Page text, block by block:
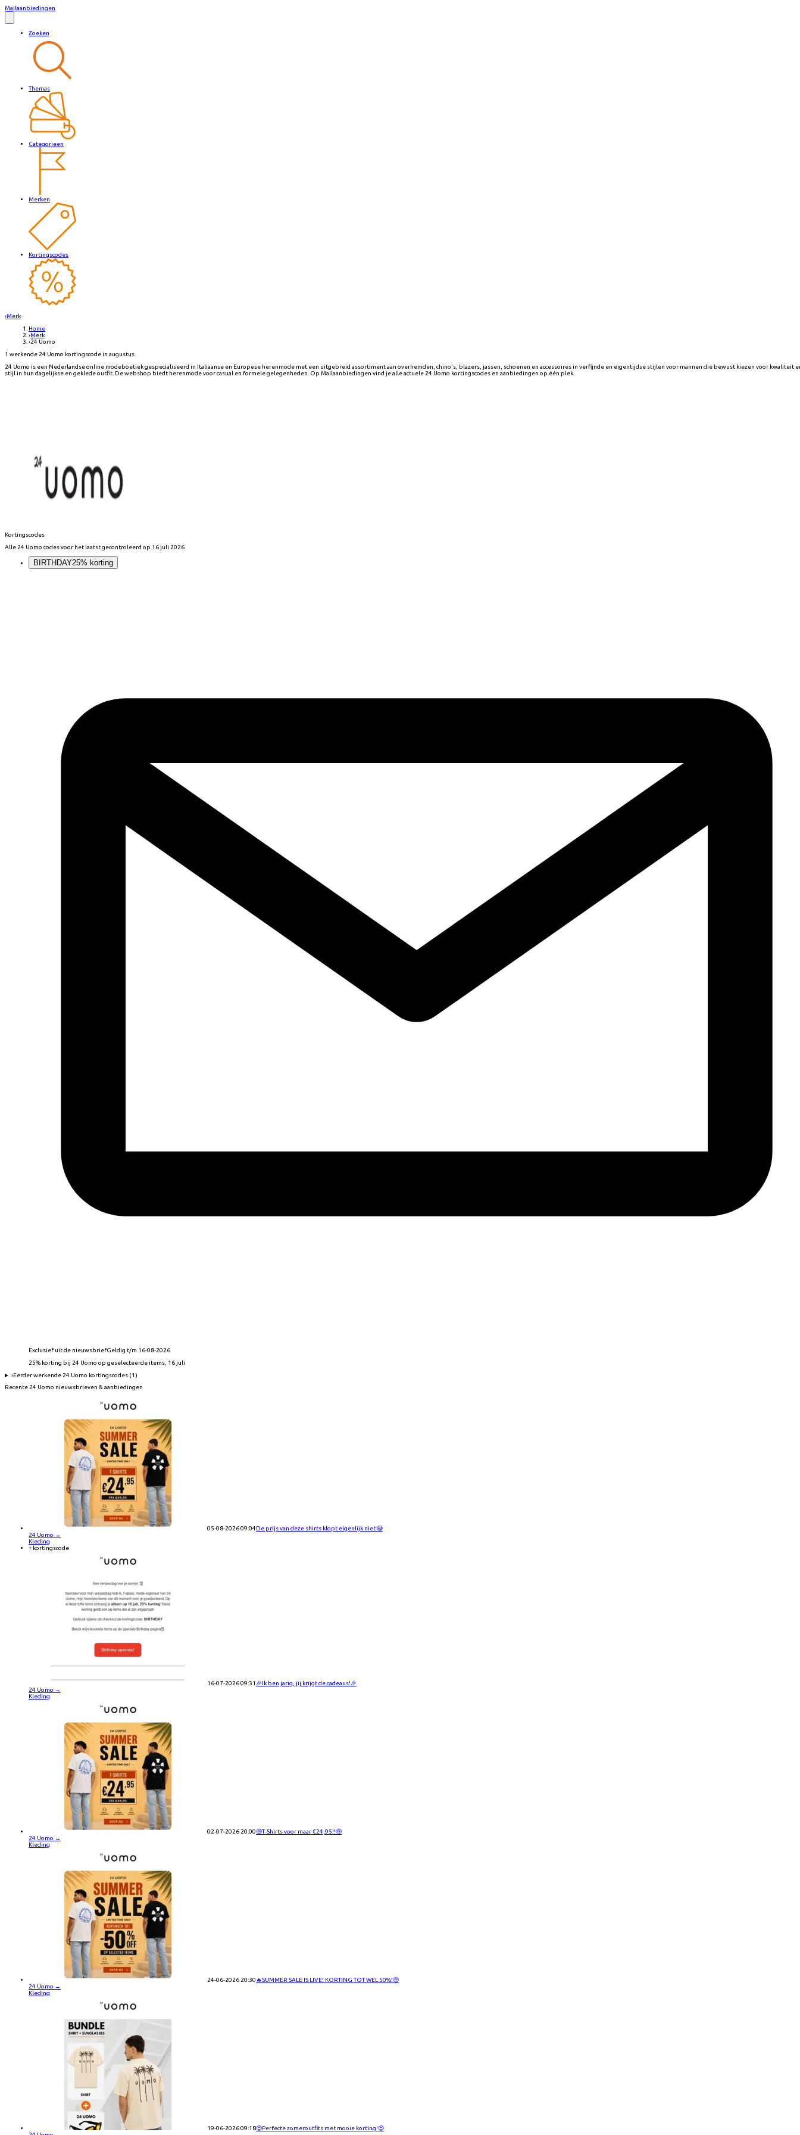
Mailaanbiedingen
Zoeken
Themas
Categorieen
Merken
Kortingscodes
‹Merk
Home
›Merk
›24 Uomo
1 werkende 24 Uomo kortingscode in augustus
24 Uomo is een Nederlandse online modeboetiek gespecialiseerd in Italiaanse en Europese herenmode met een uitgebreid assortiment aan overhemden, chino's, blazers, jassen, schoenen en accessoires in verfijnde en eigentijdse stijlen voor mannen die bewust kiezen voor kwaliteit
stijl in hun dagelijkse en geklede outfit. De webshop biedt herenmode voor casual en formele gelegenheden. Op Mailaanbiedingen vind je alle actuele 24 Uomo kortingscodes en aanbiedingen op één plek.
Kortingscodes
Alle 24 Uomo codes voor het laatst gecontroleerd op 16 juli 2026
BIRTHDAY25% korting
Exclusief uit de nieuwsbriefGeldig t/m 16-08-2026
25% korting bij 24 Uomo op geselecteerde items, 16 juli
›Eerder werkende 24 Uomo kortingscodes (1)
Recente 24 Uomo nieuwsbrieven & aanbiedingen
05-08-2026 09:04De prijs van deze shirts klopt eigenlijk niet 😅
24 Uomo →
Kleding
+ kortingscode
16-07-2026 09:31 🎉Ik ben jarig, jij krijgt de cadeaus!🎉
24 Uomo →
Kleding
02-07-2026 20:00🤑T-Shirts voor maar €24,95!!🤑
24 Uomo →
Kleding
24-06-2026 20:30🔥SUMMER SALE IS LIVE! KORTING TOT WEL 50%!🤑
24 Uomo →
Kleding
19-06-2026 09:18😍Perfecte zomeroutfits met mooie korting!😍